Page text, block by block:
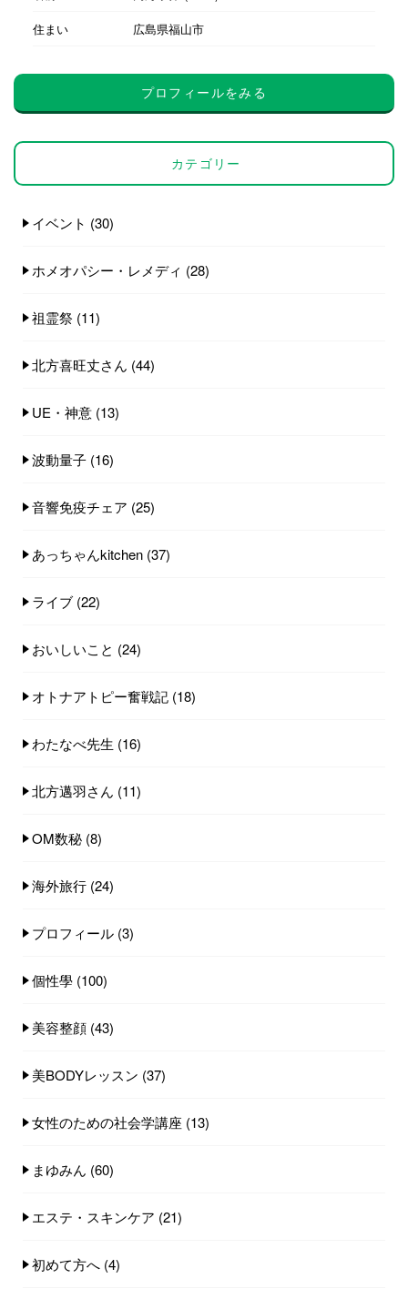
住まい
広島県福山市
プロフィールをみる
カテゴリー
イベント (30)
ホメオパシー・レメディ (28)
祖霊祭 (11)
北方喜旺丈さん (44)
UE・神意 (13)
波動量子 (16)
音響免疫チェア (25)
あっちゃんkitchen (37)
ライブ (22)
おいしいこと (24)
オトナアトピー奮戦記 (18)
わたなべ先生 (16)
北方邁羽さん (11)
OM数秘 (8)
海外旅行 (24)
プロフィール (3)
個性學 (100)
美容整顔 (43)
美BODYレッスン (37)
女性のための社会学講座 (13)
まゆみん (60)
エステ・スキンケア (21)
初めて方へ (4)